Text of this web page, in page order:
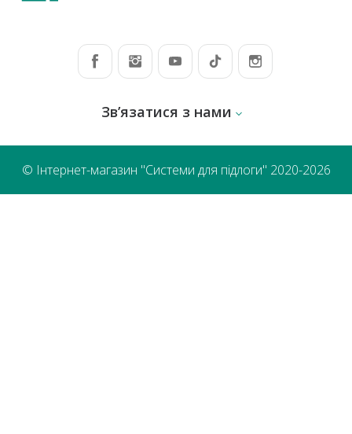
Зв’язатися з нами
© Інтернет-магазин "Системи для підлоги" 2020-2026